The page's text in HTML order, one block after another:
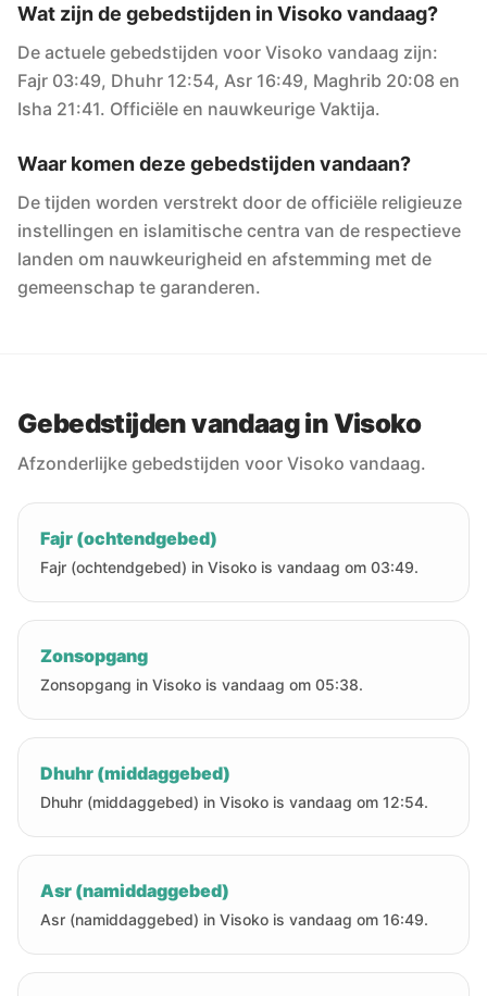
Wat zijn de gebedstijden in Visoko vandaag?
De actuele gebedstijden voor Visoko vandaag zijn:
Fajr 03:49, Dhuhr 12:54, Asr 16:49, Maghrib 20:08 en
Isha 21:41. Officiële en nauwkeurige Vaktija.
Waar komen deze gebedstijden vandaan?
De tijden worden verstrekt door de officiële religieuze
instellingen en islamitische centra van de respectieve
landen om nauwkeurigheid en afstemming met de
gemeenschap te garanderen.
Gebedstijden vandaag in Visoko
Afzonderlijke gebedstijden voor Visoko vandaag.
Fajr (ochtendgebed)
Fajr (ochtendgebed) in Visoko is vandaag om 03:49.
Zonsopgang
Zonsopgang in Visoko is vandaag om 05:38.
Dhuhr (middaggebed)
Dhuhr (middaggebed) in Visoko is vandaag om 12:54.
Asr (namiddaggebed)
Asr (namiddaggebed) in Visoko is vandaag om 16:49.